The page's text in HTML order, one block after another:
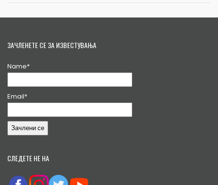
ЗАЧЛЕНЕТЕ СЕ ЗА ИЗВЕСТУВАЊА
Name*
Email*
СЛЕДЕТЕ НЕ НА